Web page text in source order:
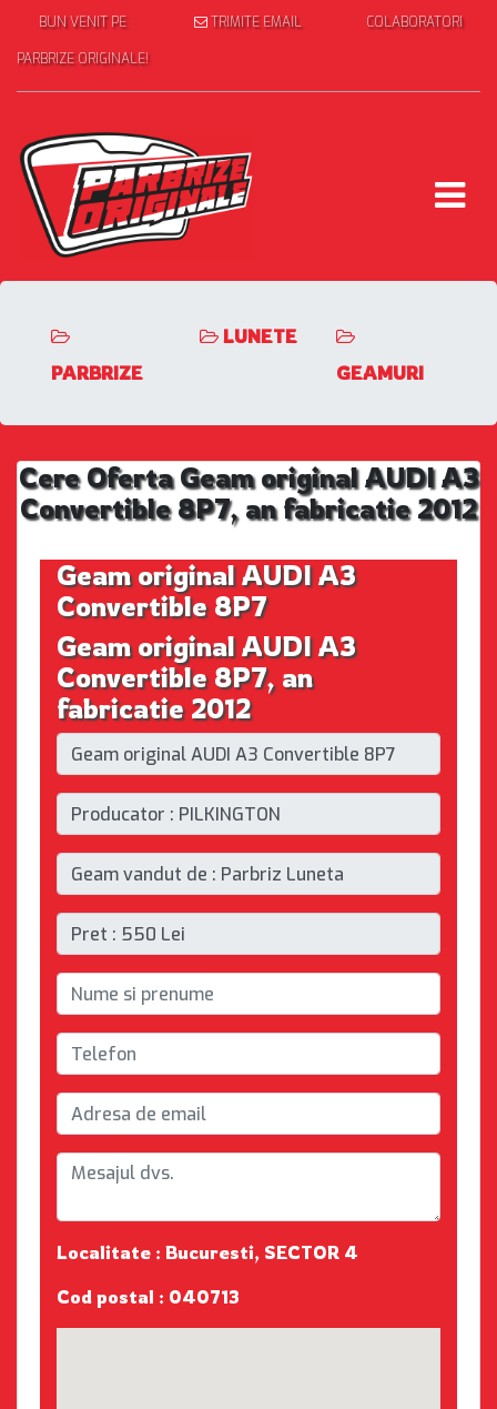
BUN VENIT PE
PARBRIZE ORIGINALE!
TRIMITE EMAIL COLABORATORI
PARBRIZE
LUNETE
GEAMURI
Cere Oferta Geam original AUDI A3
Convertible 8P7, an fabricatie 2012
Geam original AUDI A3
Convertible 8P7
Geam original AUDI A3
Convertible 8P7, an
fabricatie 2012
Localitate : Bucuresti, SECTOR 4
Cod postal : 040713